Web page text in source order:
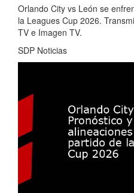
Orlando City vs León se
la Leagues Cup 2026.
TV e Imagen TV.
SDP Noticias